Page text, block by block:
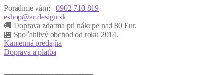
Poradíme vám:
0902 710 819
eshop@ar-design.sk
🚚 Doprava zdarma pri nákupe nad 80 Eur.
🏪 Spoľahlivý obchod od roku 2014.
Kamenná predajňa
Doprava a platba